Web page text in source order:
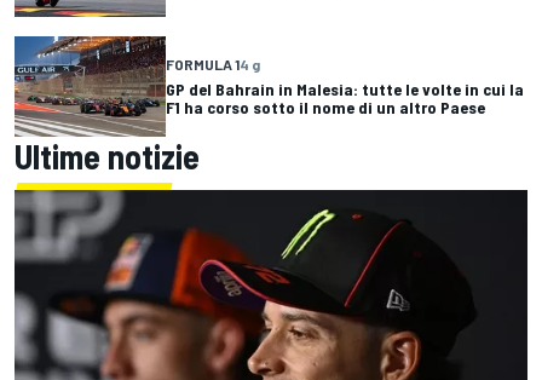
FORMULA 14 g
GP del Bahrain in Malesia: tutte le volte in cui la
F1 ha corso sotto il nome di un altro Paese
Ultime notizie